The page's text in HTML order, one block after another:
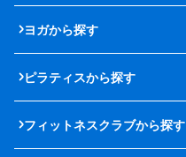
ヨガから探す
ピラティスから探す
フィットネスクラブから探す